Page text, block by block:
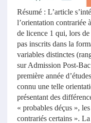
Résumé : L’article
l’orientation contrariée
de licence 1 qui, lors de
pas inscrits dans la
variables distinctes
sur Admission Post-
première année
connu une telle
présentant des
« probables déçus »,
contrariés certains ».